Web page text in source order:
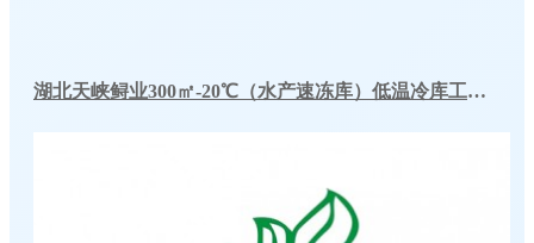
湖北天峡鲟业300㎡-20℃（水产速冻库）低温冷库工程建造案例